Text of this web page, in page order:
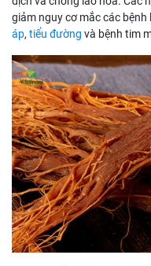
giảm nguy cơ mắc các
áp, tiểu đường và bệnh tim